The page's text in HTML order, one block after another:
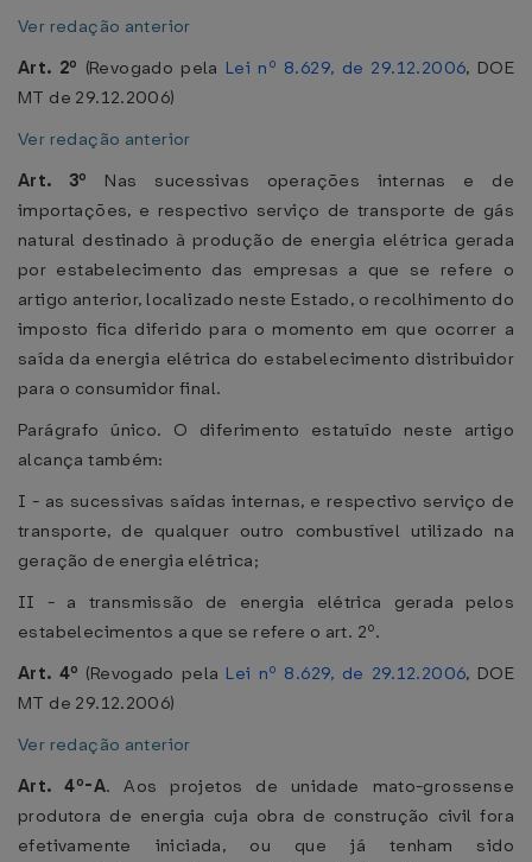
Ver redação anterior
Art. 2º (Revogado pela Lei nº 8.629, de 29.12.2006, DOE
MT de 29.12.2006)
Ver redação anterior
Art. 3º Nas sucessivas operações internas e de
importações, e respectivo serviço de transporte de gás
natural destinado à produção de energia elétrica gerada
por estabelecimento das empresas a que se refere o
artigo anterior, localizado neste Estado, o recolhimento do
imposto fica diferido para o momento em que ocorrer a
saída da energia elétrica do estabelecimento distribuidor
para o consumidor final.
Parágrafo único. O diferimento estatuído neste artigo
alcança também:
I - as sucessivas saídas internas, e respectivo serviço de
transporte, de qualquer outro combustível utilizado na
geração de energia elétrica;
II - a transmissão de energia elétrica gerada pelos
estabelecimentos a que se refere o art. 2º.
Art. 4º (Revogado pela Lei nº 8.629, de 29.12.2006, DOE
MT de 29.12.2006)
Ver redação anterior
Art. 4º-A. Aos projetos de unidade mato-grossense
produtora de energia cuja obra de construção civil fora
efetivamente iniciada, ou que já tenham sido